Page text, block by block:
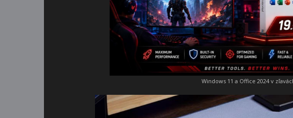
Windows 11 a Office 2024 v